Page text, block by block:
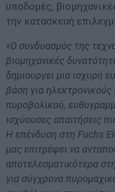
υποδομές,
την κατασκευή
«Ο συνδυασμός της
βιομηχανικές
δημιουργεί μια ισχυρή
βάση για
πυροβολικού,
ισχύουσες απαιτήσεις
Η επένδυση στη Fuchs
μας επιτρέψει να
αποτελεσματικότερα
για σύγχρονα